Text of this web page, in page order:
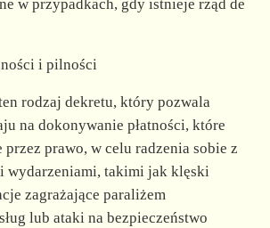
w przypadkach, gdy istnieje rząd de
i pilności
rodzaj dekretu, który pozwala
na dokonywanie płatności, które
przez prawo, w celu radzenia sobie z
wydarzeniami, takimi jak klęski
zagrażające paraliżem
lub ataki na bezpieczeństwo